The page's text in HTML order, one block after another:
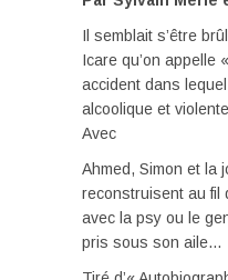
Il semblait s’être
Icare qu’on appelle
accident dans
alcoolique et
Avec
Ahmed, Simon et la
reconstruisent au fil
avec la psy ou le
pris sous son aile…